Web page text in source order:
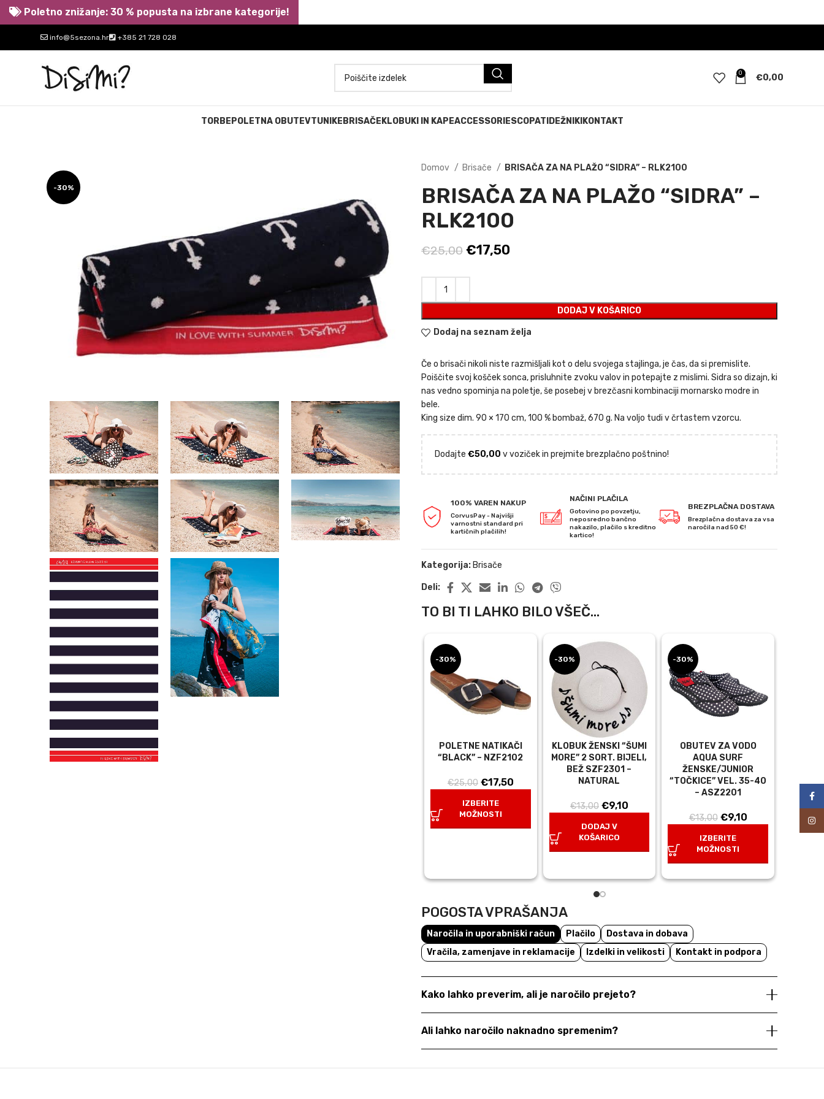
info@5sezona.hr +385 21 728 028
0 €0,00
TORBE POLETNA OBUTEVTUNIKE BRISAČE KLOBUKI IN KAPEACCESSORIESCOPATI DEŽNIKI KONTAKT
-30%
Domov Brisače BRISAČA ZA NA PLAŽO “SIDRA” – RLK2100
BRISAČA ZA NA PLAŽO “SIDRA” –
RLK2100
€25,00 Izvirna
je
bila:
€25,00.
€17,50
DODAJ V KOŠARICO
Dodaj na seznam želja
Če o brisači nikoli niste razmišljali kot o delu svojega stajlinga, je čas, da si premislite.
Poiščite svoj košček sonca, prisluhnite zvoku valov in potepajte z mislimi. Sidra so dizajn, ki
nas vedno spominja na poletje, še posebej v brezčasni kombinaciji mornarsko modre in
bele.
King size dim. 90 × 170 cm, 100 % bombaž, 670 g. Na voljo tudi v črtastem vzorcu.
Dodajte €50,00 v voziček in prejmite brezplačno poštnino!
100% VAREN NAKUP
CorvusPay - Najvišji
varnostni standard pri
kartičnih plačilih!
NAČINI PLAČILA
Gotovino po povzetju,
neposredno bančno
nakazilo, plačilo s kreditno
kartico!
BREZPLAČNA DOSTAVA
Brezplačna dostava za vsa
naročila nad 50 €!
Kategorija: Brisače
Deli:
TO BI TI LAHKO BILO VŠEČ...
-30%
POLETNE NATIKAČI
“BLACK” – NZF2102
€25,00 Izvirna
je
€17,50Trenutna
IZBERITE
MOŽNOSTI
-30%
KLOBUK ŽENSKI “ŠUMI
MORE” 2 SORT. BIJELI,
BEŽ SZF2301 –
NATURAL
€13,00 Izvirna
je
€9,10Trenutna
DODAJ V
KOŠARICO
-30%
OBUTEV ZA VODO
AQUA SURF
ŽENSKE/JUNIOR
“TOČKICE” VEL. 35-40
– ASZ2201
€13,00 Izvirna
je
€9,10Trenutna
IZBERITE
MOŽNOSTI
€
POGOSTA VPRAŠANJA
Naročila in uporabniški račun Plačilo
Dostava in dobava
Vračila, zamenjave in reklamacije
Izdelki in velikosti Kontakt in podpora
Kako lahko preverim, ali je naročilo prejeto?
Ali lahko naročilo naknadno spremenim?
Poletno znižanje: 30 % popusta na izbrane kategorije!